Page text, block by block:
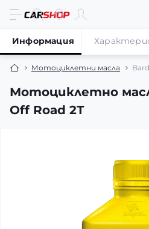
Мотоциклетни масла
Мотоциклетно
Off Road 2Т
Информация